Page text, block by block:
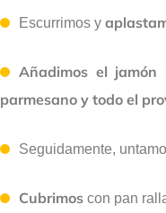
Escurrimos y
Añadimos el jamón
parmesano y todo el
Seguidamente,
Cubrimos con pan